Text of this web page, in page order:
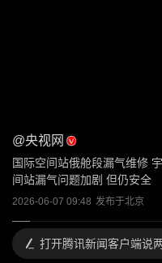
@央视网
国际空间站俄舱段漏气维修
间站漏气问题加剧 但仍安全
2026-06-07 09:48 发布于北京
打开腾讯新闻客户端说